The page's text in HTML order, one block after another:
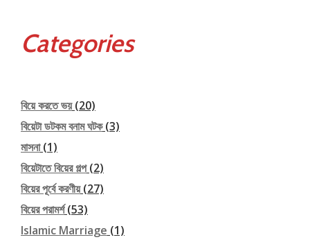
Categories
বিয়ে করতে ভয়(20)
বিয়েটা ডটকম বনাম ঘটক(3)
মাসনা(1)
বিয়েটাতে বিয়ের গল্প(2)
বিয়ের পূর্বে করণীয়(27)
বিয়ের পরামর্শ(53)
Islamic Marriage (1)